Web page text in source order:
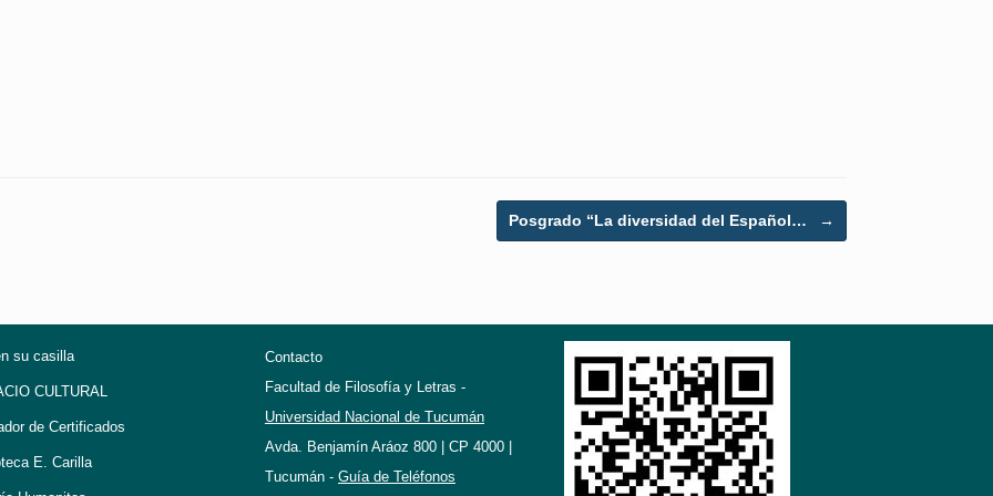
Posgrado “La diversidad del Español… →
su casilla
CULTURAL
de Certificados
E. Carilla
Contacto
Facultad de Filosofía y Letras -
Universidad Nacional de Tucumán
Avda. Benjamín Aráoz 800 | CP 4000 |
Tucumán - Guía de Teléfonos